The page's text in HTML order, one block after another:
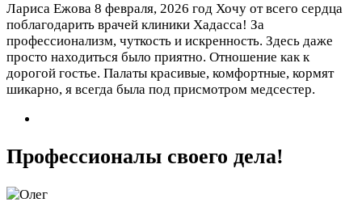
Лариса Ежова 8 февраля, 2026 год Хочу от всего сердца
поблагодарить врачей клиники Хадасса! За
профессионализм, чуткость и искренность. Здесь даже
просто находиться было приятно. Отношение как к
дорогой гостье. Палаты красивые, комфортные, кормят
шикарно, я всегда была под присмотром медсестер.
Профессионалы своего дела!